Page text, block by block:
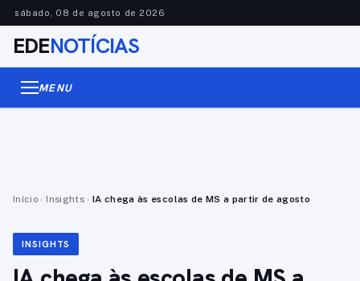
sábado, 08 de agosto de 2026
EDENOTÍCIAS
MENU
Início › Insights › IA chega às escolas de MS a partir de agosto
INSIGHTS